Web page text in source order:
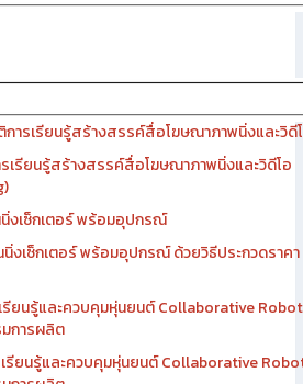
องรับสถานการณ์วิกฤตการณ์ภูมิภาค
รเรียนรู้สร้างสรรค์สื่อโฆษณาภาพนิ่งและวิดีโอ
รียนรู้สร้างสรรค์สื่อโฆษณาภาพนิ่งและวิดีโอ
งเซ็กเตอร์ พร้อมอุปกรณ์
เซ็กเตอร์ พร้อมอุปกรณ์ ด้วยวิธีประกวดราคา